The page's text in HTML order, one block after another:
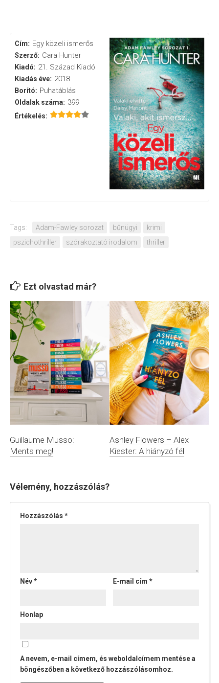
Cím: Egy közeli ismerős
Szerző: Cara Hunter
Kiadó: 21. Század Kiadó
Kiadás éve: 2018
Borító: Puhatáblás
Oldalak száma: 399
Értékelés:
Tags: Adam-Fawley sorozat bűnügyi
krimi
pszichothriller
szórakoztató irodalom thriller
Ezt olvastad már?
Guillaume Musso:
Ments meg!
Ashley Flowers – Alex
Kiester: A hiányzó fél
Vélemény, hozzászólás?
Hozzászólás *
Név* E-mail cím*
Honlap
A nevem, e-mail címem, és weboldalcímem mentése a
böngészőben a következő hozzászólásomhoz.